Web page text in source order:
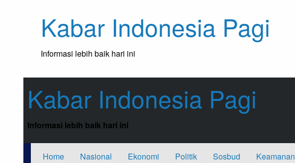
Kabar Indonesia Pagi
Informasi lebih baik hari ini
Kabar Indonesia Pagi
Informasi lebih baik hari ini
Home Nasional Ekonomi Politik Sosbud Keamanan